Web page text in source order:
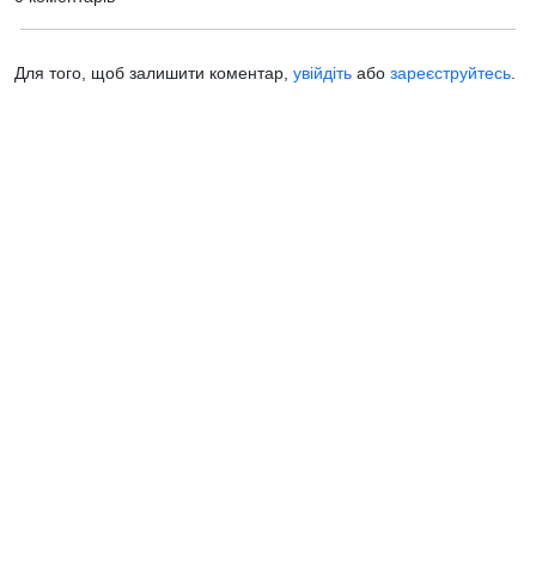
Для того, щоб залишити коментар, увійдіть або зареєструйтесь